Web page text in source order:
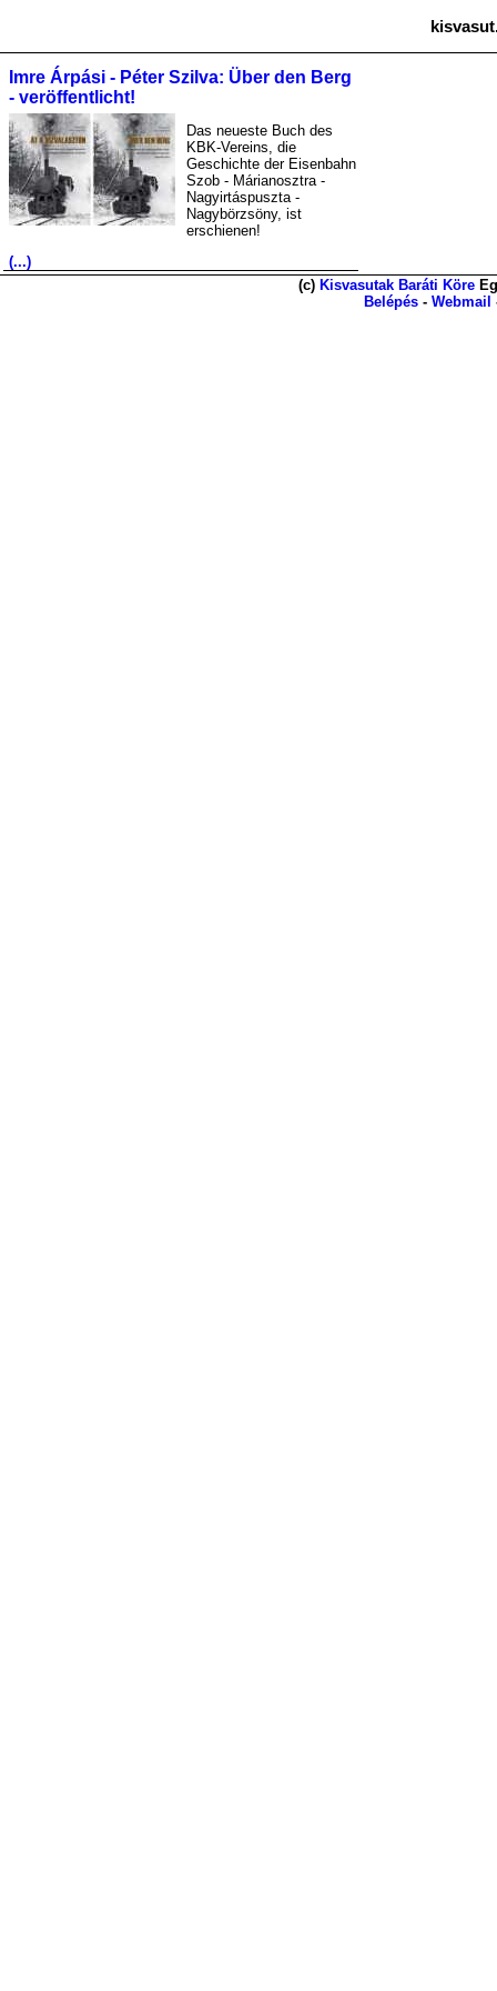
Imre Árpási - Péter Szilva: Über den Berg
- veröffentlicht!
Das neueste Buch des
KBK-Vereins, die
Geschichte der Eisenbahn
Szob - Márianosztra -
Nagyirtáspuszta -
Nagybörzsöny, ist
erschienen!
(...)
(c) Kisvasutak Baráti Köre
Belépés - Webmail